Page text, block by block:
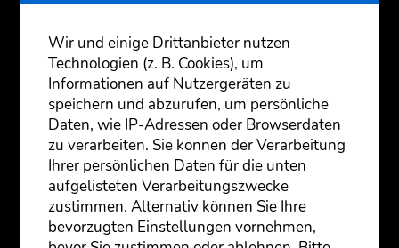
ver­sorgt, ver­wöhnt und gelang­weilt
unab­hän­gig von­ein­an­der ihr Dasein
mehr schlecht als recht.- bis bei­de ver­
hei­ra­tet wer­den sol­len. Sie flie­hen und
ler­nen zum ers­ten Mal das ele­men­ta­re
Leben ken­nen: Durst und Hun­ger,
Natur, kör­per­li­che Erschöp­fung, nack­te
Angst ums Über­le­ben- bis sich bei­de
schließ­lich begeg­nen und die Erfah­rung
der Lie­be machen.
Wir und einige Drittanbieter nutzen
Technologien (z. B. Cookies), um
Informationen auf Nutzergeräten zu
speichern und abzurufen, um persönliche
Daten, wie IP-Adressen oder Browserdaten
zu verarbeiten. Sie können der Verarbeitung
Ihrer persönlichen Daten für die unten
aufgelisteten Verarbeitungszwecke
zustimmen. Alternativ können Sie Ihre
bevorzugten Einstellungen vornehmen,